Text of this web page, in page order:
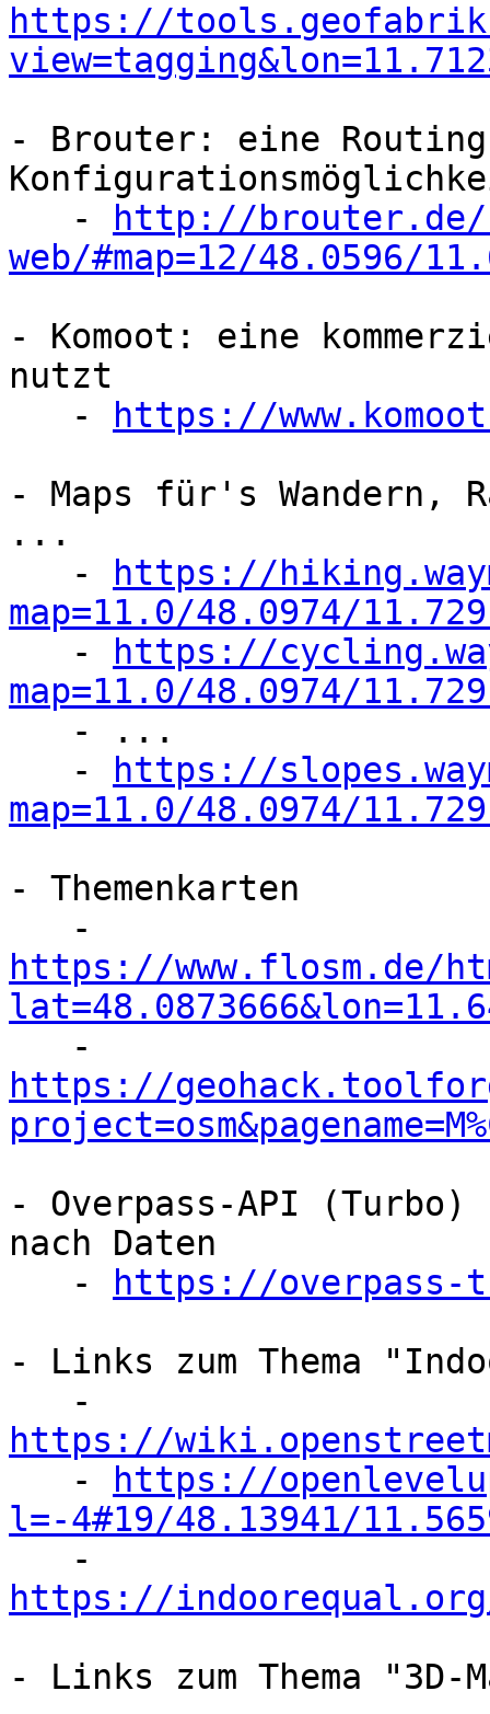
https://
- Brouter: eine
   -
http://
web/#map=12/48.0596/
- Komoot: eine
nutzt
   -
https://
- Maps für's Wandern,
...
   -
https://
map=11.0/48.0974/
-
https://
map=11.0/48.0974/
   -
https://
map=11.0/48.0974/
- Themenkarten
https://www.flosm.de/
https://
- Overpass-API
nach Daten
   -
https://overpass-
- Links zum Thema
https://
-
https://
l=-4#19/48.13941/
https://indoorequal.org/
- Links zum Thema "3D-